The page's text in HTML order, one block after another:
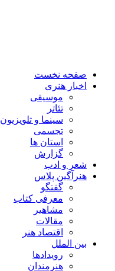
صفحه نخست
اخبار هنری
موسیقی
تئاتر
سینما و تلویزیون
تجسمی
استان ها
گزارش
شعر و ادب
هنرآگین پلاس
گفتگو
معرفی کتاب
مشاهیر
مقالات
اقتصاد هنر
بین الملل
رویدادها
هنرمندان